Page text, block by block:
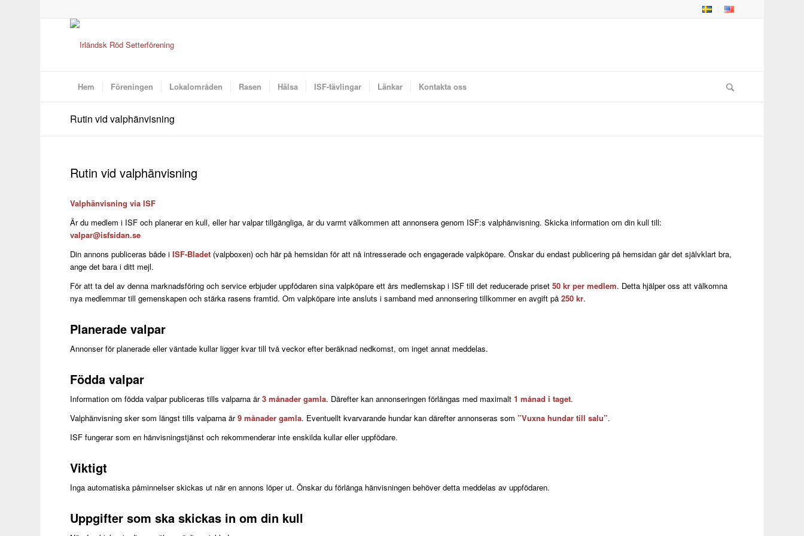
Hem Föreningen Lokalområden Rasen Hälsa ISF-tävlingar Länkar Kontakta oss
Rutin vid valphänvisning
Rutin vid valphänvisning
Valphänvisning via ISF
Är du medlem i ISF och planerar en kull, eller har valpar tillgängliga, är du varmt välkommen att annonsera genom ISF:s valphänvisning. Skicka information om din kull till:
valpar@isfsidan.se
Din annons publiceras både iISF-Bladet (valpboxen) och här på hemsidan för att nå intresserade och engagerade valpköpare. Önskar du endast publicering på hemsidan går det självklart bra,
ange det bara i ditt mejl.
För att ta del av denna marknadsföring och service erbjuder uppfödaren sina valpköpare ett års medlemskap i ISF till det reducerade priset50 kr per medlem. Detta hjälper oss att välkomna
nya medlemmar till gemenskapen och stärka rasens framtid. Om valpköpare inte ansluts i samband med annonsering tillkommer en avgift på250 kr.
Planerade valpar
Annonser för planerade eller väntade kullar ligger kvar till två veckor efter beräknad nedkomst, om inget annat meddelas.
Födda valpar
Information om födda valpar publiceras tills valparna är3 månader gamla. Därefter kan annonseringen förlängas med maximalt1 månad i taget.
Valphänvisning sker som längst tills valparna är9 månader gamla. Eventuellt kvarvarande hundar kan därefter annonseras som ”Vuxna hundar till salu”.
ISF fungerar som en hänvisningstjänst och rekommenderar inte enskilda kullar eller uppfödare.
Viktigt
Inga automatiska påminnelser skickas ut när en annons löper ut. Önskar du förlänga hänvisningen behöver detta meddelas av uppfödaren.
Uppgifter som ska skickas in om din kull